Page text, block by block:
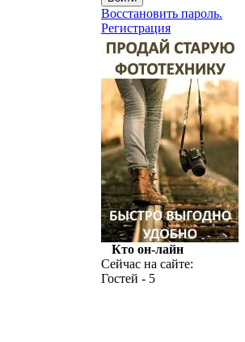
Восстановить пароль.
Регистрация
Кто он-лайн
Сейчас на сайте:
Гостей - 5